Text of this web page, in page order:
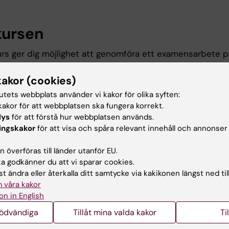
ger dig möjlighet att genomföra ett examensarbete
din förmåga att, under handledning, självständigt
och presentera en vetenskaplig studie inom audiologi.
öppnar dörrar till forskarutbildning och
för framtida yrkesroller.
för distansutbildningen
digitalt med regelbundna seminarier via digital
(cookies)
webbplats använder vi kakor för olika syften:
för att webbplatsen ska fungera korrekt.
för att förstå hur webbplatsen används.
för att visa och spåra relevant innehåll och
överföras till länder utanför EU.
godkänner du att vi sparar cookies.
ändra eller återkalla ditt samtycke via kakikonen längst ned
våra kakor
in English
Tillåt mina valda kakor